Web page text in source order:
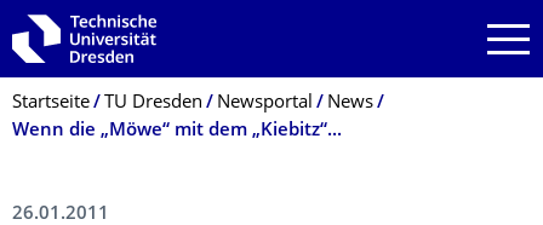
Zur Hauptnavigation springen
Zur Suche springen
Zum Inhalt springen
Breadcrumb-Menü
Startseite TU Dresden Newsportal
News
Wenn die „Möwe“ mit dem „Kiebitz“...
26.01.2011